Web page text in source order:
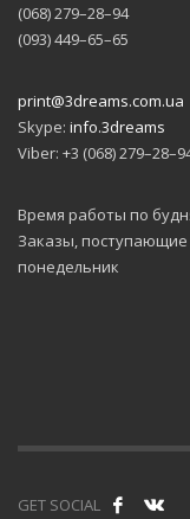
(068) 279–28–94
(093) 449–65–65
print@3dreams.com.ua
Skype: info.3dreams
Viber: +3 (068)
Время работы по
Заказы,
понедельник
GET SOCIAL